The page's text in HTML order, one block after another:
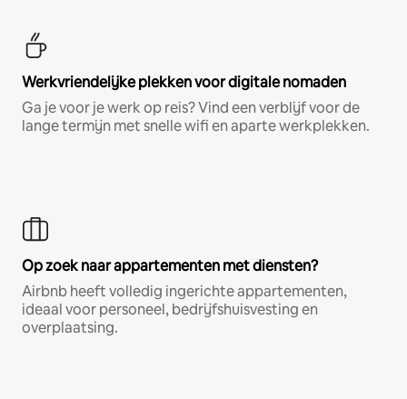
Werkvriendelijke plekken voor digitale nomaden
Ga je voor je werk op reis? Vind een verblijf voor de
lange termijn met snelle wifi en aparte werkplekken.
Op zoek naar appartementen met diensten?
Airbnb heeft volledig ingerichte appartementen,
ideaal voor personeel, bedrijfshuisvesting en
overplaatsing.